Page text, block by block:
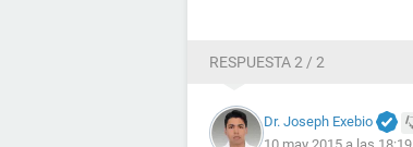
RESPUESTA 2 / 2
Dr. Joseph Exebio